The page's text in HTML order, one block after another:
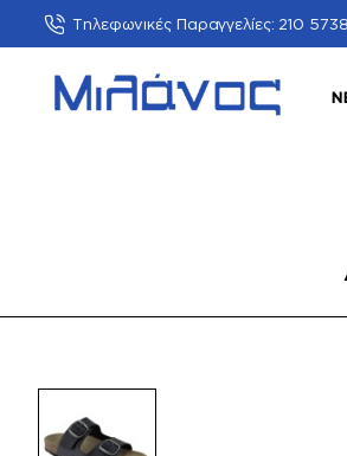
Τηλεφωνικές Παραγγελίες: 210